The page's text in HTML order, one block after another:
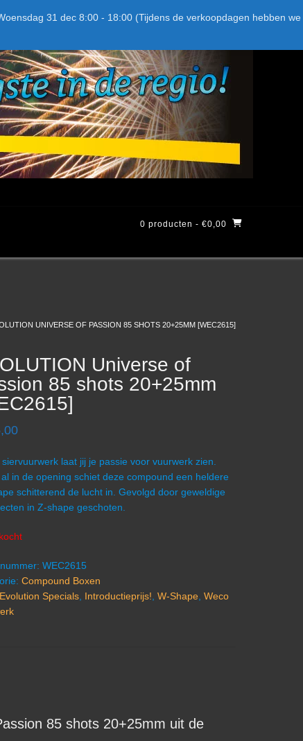
31 dec 8:00 - 18:00 (Tijdens de verkoopdagen hebben we
0 producten - €0,00
UNIVERSE OF PASSION 85 SHOTS 20+25MM [WEC2615]
Universe of
85 shots 20+25mm
siervuurwerk laat jij je passie voor vuurwerk zien.
in de opening schiet deze compound een heldere
schitterend de lucht in. Gevolgd door geweldige
in Z-shape geschoten.
WEC2615
Compound Boxen
Evolution Specials, Introductieprijs! W-Shape, Weco
85 shots 20+25mm uit de